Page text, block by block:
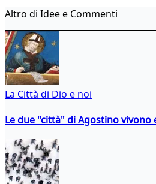
Altro di Idee e Commenti
La Città di Dio e noi
Le due "città" di Agostino